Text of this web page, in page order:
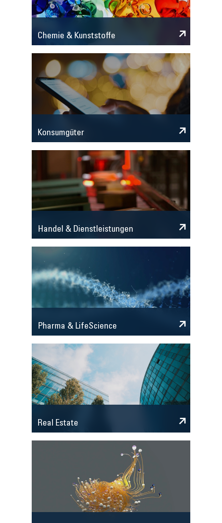
Chemie & Kunststoffe
Konsumgüter
Handel & Dienstleistungen
Pharma & LifeScience
Real Estate